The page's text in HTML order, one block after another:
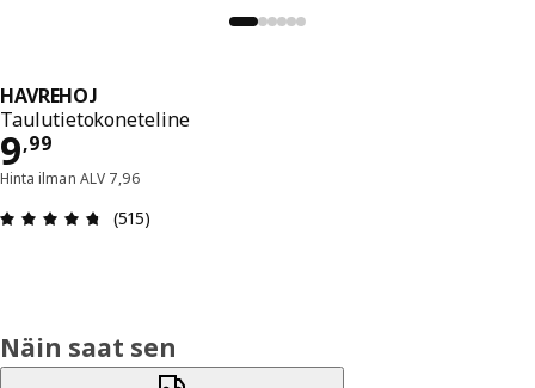
HAVREHOJ
Taulutietokoneteline
9,99
Hinta 9,99
Hinta ilman ALV 7,96
: 4.7 / 5 tähteä. Arvostelut yhteensä: 515
(515)
Näin saat sen